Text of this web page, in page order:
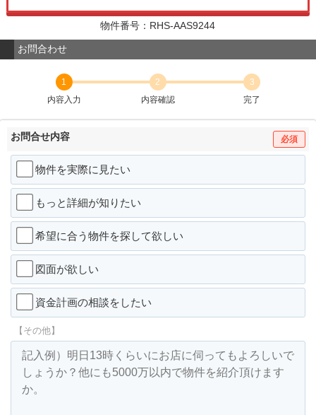
物件番号：RHS-AAS9244
お問合わせ
1
内容入力
2
内容確認
3
完了
お問合せ内容 必須
物件を実際に見たい
もっと詳細が知りたい
希望に合う物件を探して欲しい
図面が欲しい
資金計画の相談をしたい
【その他】